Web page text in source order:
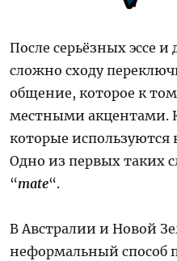
После серьёзных эссе
сложно сходу
общение, которое к
местными акцентами.
которые используются
Одно из первых таких
“mate“.
В Австралии и Новой
неформальный способ